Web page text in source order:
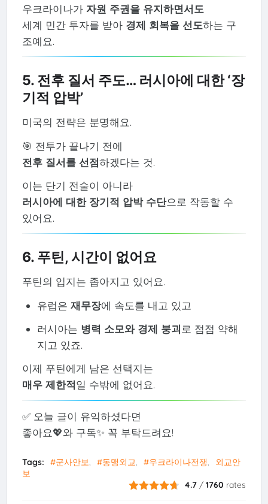
우크라이나가 자원 주권을 유지하면서도
세계 민간 투자를 받아 경제 회복을 선도하는 구
조예요.
5. 전후 질서 주도… 러시아에 대한 ‘장
기적 압박’
미국의 전략은 분명해요.
🎯 전투가 끝나기 전에
전후 질서를 선점하겠다는 것.
이는 단기 전술이 아니라
러시아에 대한 장기적 압박 수단으로 작동할 수
있어요.
6. 푸틴, 시간이 없어요
푸틴의 입지는 좁아지고 있어요.
유럽은 재무장에 속도를 내고 있고
러시아는 병력 소모와 경제 붕괴 로 점점 약해
지고 있죠.
이제 푸틴에게 남은 선택지는
매우 제한적일 수밖에 없어요.
✅ 오늘 글이 유익하셨다면
좋아요💖와 구독✨ 꼭 부탁드려요!
Tags: #군사안보 #동맹외교 #우크라이나전쟁
외교안
보
4.7 /1760 rates